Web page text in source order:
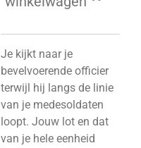
Je kijkt naar je
bevelvoerende officier
terwijl hij langs de linie
van je medesoldaten
loopt. Jouw lot en dat
van je hele eenheid